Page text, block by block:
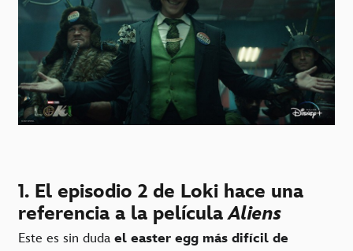
1. El episodio 2 de Loki hace una
referencia a la películaAliens
Este es sin duda el easter egg más difícil de